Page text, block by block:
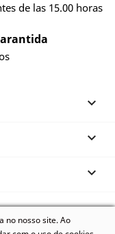
de las 15.00 horas



Exóticos, todos
no nosso site. Ao